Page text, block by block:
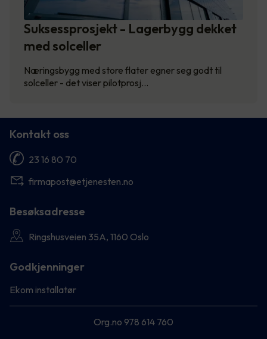
Suksessprosjekt - Lagerbygg dekket
med solceller
Næringsbygg med store flater egner seg godt til
solceller - det viser pilotprosj…
Kontakt oss
23 16 80 70
firmapost@etjenesten.no
Besøksadresse
Ringshusveien 35A, 1160 Oslo
Godkjenninger
Ekom installatør
Org.no 978 614 760